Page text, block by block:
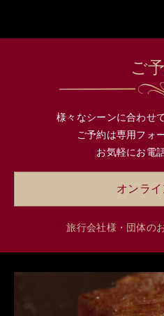
ご
様々なシーンに合わせ
ご予約は専用フォ
お気軽にお電
オンラ
旅行会社様・団体の